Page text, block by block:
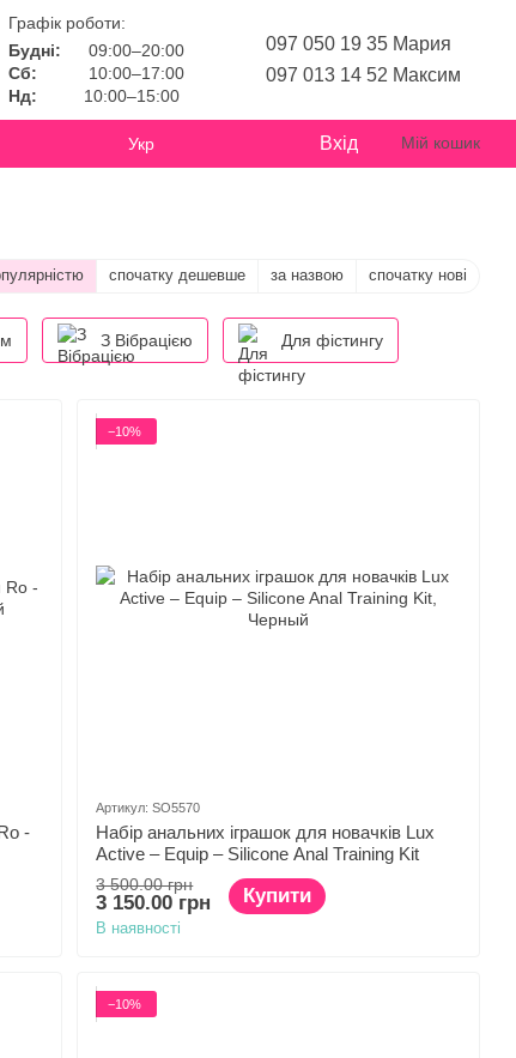
Графік роботи:
Будні:
09:00–20:00
Сб:
10:00–17:00
Нд:
10:00–15:00
097 050 19 35 Мария
097 013 14 52 Максим
Укр Вхід Мій кошик
спочатку дешевше за назвою спочатку нові
З Вібрацією Для фістингу
-
−10%
Артикул: SO5570
Набір анальних іграшок для новачків Lux
Active – Equip – Silicone Anal Training Kit
3 500.00 грн
3 150.00 грн Купити
В наявності
−10%